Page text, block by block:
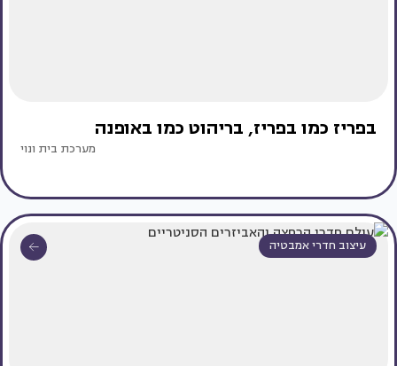
בפריז כמו בפריז, בריהוט כמו באופנה
מערכת בית ונוי
עיצוב חדרי אמבטיה